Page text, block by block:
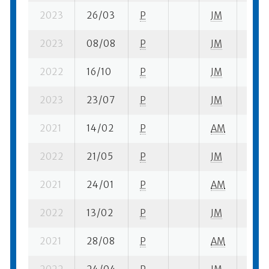
2023 26/03 P JM
2023 08/08 P JM
2022 16/10 P JM
2023 23/07 P JM
2021 14/02 P AM
2022 21/05 P JM
2021 24/01 P AM
2022 13/02 P JM
2021 28/08 P AM